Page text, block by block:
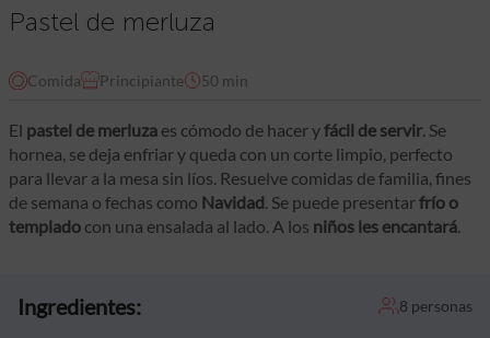
Pastel de merluza
Comida Principiante 50 min
El pastel de merluza es cómodo de hacer yfácil de servir. Se
hornea, se deja enfriar y queda con un corte limpio, perfecto
para llevar a la mesa sin líos. Resuelve comidas de familia, fines
de semana o fechas como Navidad . Se puede presentarfrío o
templado con una ensalada al lado. A los niños les encantará
Ingredientes: 8 personas